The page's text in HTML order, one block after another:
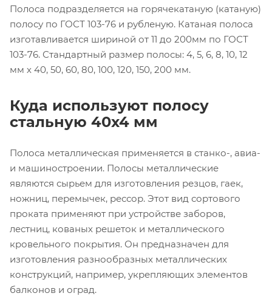
Полоса подразделяется на горячекатаную (катаную)
полосу по ГОСТ 103-76 и рубленую. Катаная полоса
изготавливается шириной от 11 до 200мм по ГОСТ
103-76. Стандартный размер полосы: 4, 5, 6, 8, 10, 12
мм х 40, 50, 60, 80, 100, 120, 150, 200 мм.
Куда используют полосу
стальную 40x4 мм
Полоса металлическая применяется в станко-, авиа-
и машиностроении. Полосы металлические
являются сырьем для изготовления резцов, гаек,
ножниц, перемычек, рессор. Этот вид сортового
проката применяют при устройстве заборов,
лестниц, кованых решеток и металлического
кровельного покрытия. Он предназначен для
изготовления разнообразных металлических
конструкций, например, укрепляющих элементов
балконов и оград.